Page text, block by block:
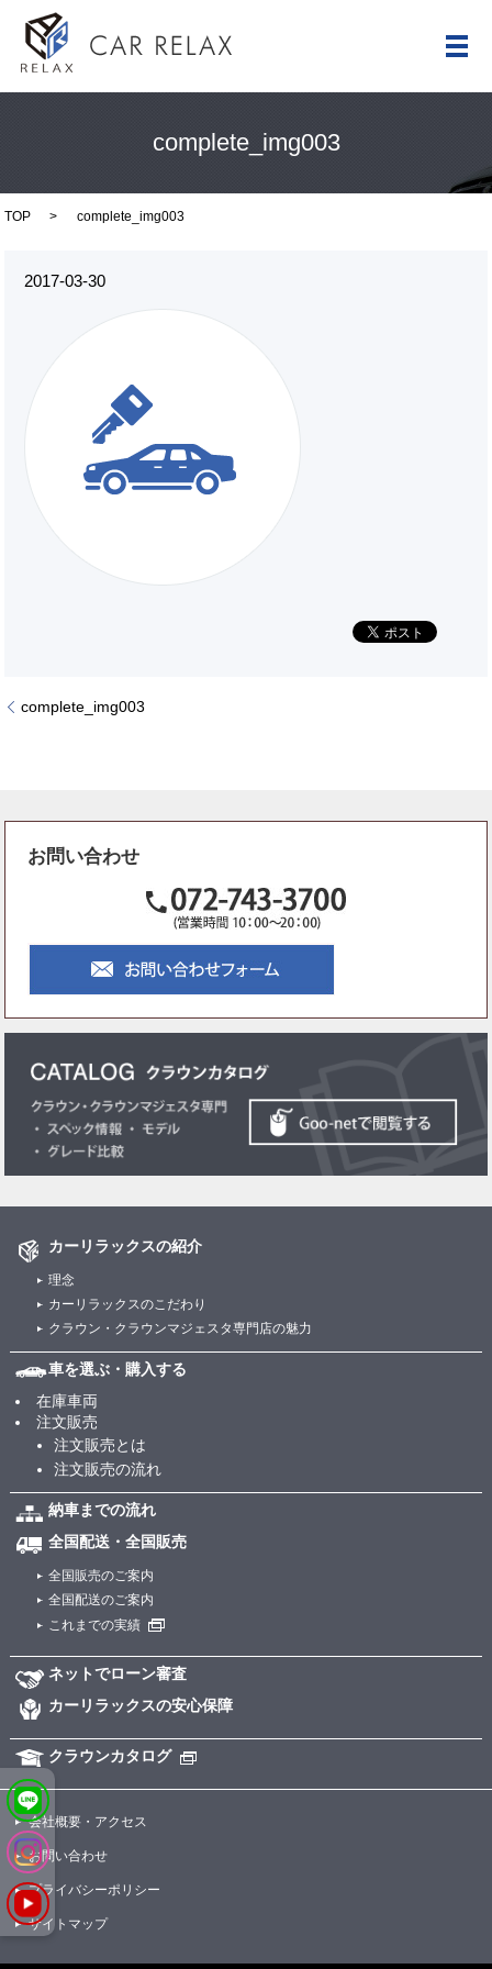
メ
complete_img003
TOP complete_img003
2017-03-30
complete_img003
お問い合わせ
カーリラックスの紹介
理念
カーリラックスのこだわり
クラウン・クラウンマジェスタ専門店の魅力
車を選ぶ・購入する
在庫車両
注文販売
注文販売とは
注文販売の流れ
納車までの流れ
全国配送・全国販売
全国販売のご案内
全国配送のご案内
これまでの実績
ネットでローン審査
カーリラックスの安心保障
クラウンカタログ
会社概要・アクセス
お問い合わせ
プライバシーポリシー
サイトマップ